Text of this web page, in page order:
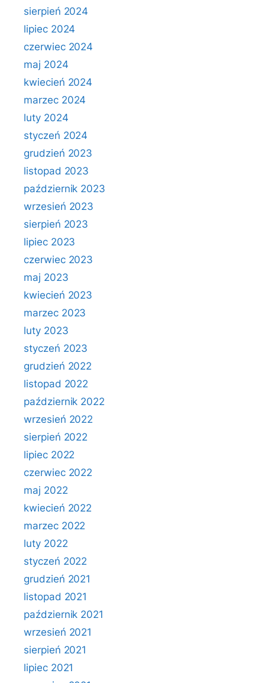
sierpień 2024
lipiec 2024
czerwiec 2024
maj 2024
kwiecień 2024
marzec 2024
luty 2024
styczeń 2024
grudzień 2023
listopad 2023
październik 2023
wrzesień 2023
sierpień 2023
lipiec 2023
czerwiec 2023
maj 2023
kwiecień 2023
marzec 2023
luty 2023
styczeń 2023
grudzień 2022
listopad 2022
październik 2022
wrzesień 2022
sierpień 2022
lipiec 2022
czerwiec 2022
maj 2022
kwiecień 2022
marzec 2022
luty 2022
styczeń 2022
grudzień 2021
listopad 2021
październik 2021
wrzesień 2021
sierpień 2021
lipiec 2021